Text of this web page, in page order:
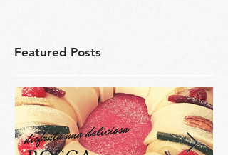
Featured Posts